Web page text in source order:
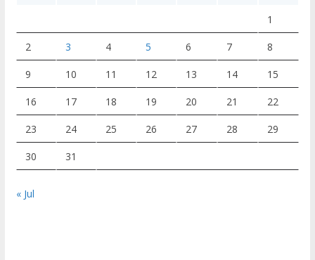
1
2 3 4 5 6 7 8
9 10 11 12 13 14 15
16 17 18 19 20 21 22
23 24 25 26 27 28 29
30 31
« Jul